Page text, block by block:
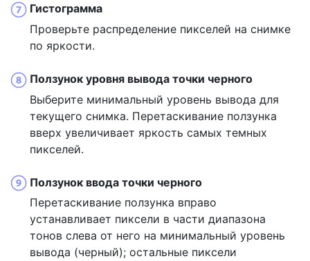
Гистограмма
Проверьте распределение пикселей на снимке
по яркости.
Ползунок уровня вывода точки черного
Выберите минимальный уровень вывода для
текущего снимка. Перетаскивание ползунка
вверх увеличивает яркость самых темных
пикселей.
Ползунок ввода точки черного
Перетаскивание ползунка вправо
устанавливает пиксели в части диапазона
тонов слева от него на минимальный уровень
вывода (черный); остальные пиксели